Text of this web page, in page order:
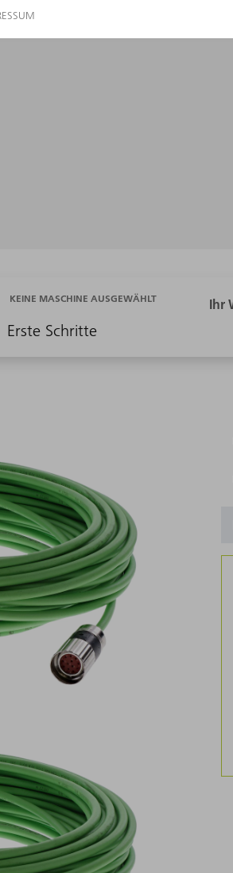
Erste Schritte
KEINE MASCHINE AUSGEWÄHLT